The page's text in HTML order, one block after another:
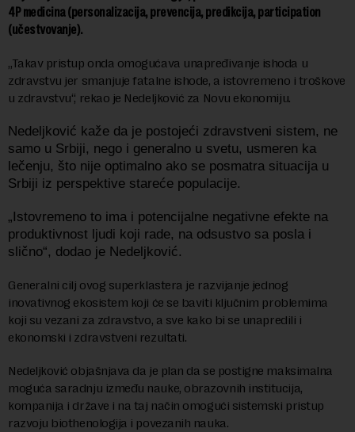
4P medicina (personalizacija, prevencija, predikcija, participation
(učestvovanje).
„Takav pristup onda omogućava unapređivanje ishoda u
zdravstvu jer smanjuje fatalne ishode, a istovremeno i troškove
u zdravstvu“, rekao je Nedeljković za Novu ekonomiju.
Nedeljković kaže da je postojeći zdravstveni sistem, ne
samo u Srbiji, nego i generalno u svetu, usmeren ka
lečenju, što nije optimalno ako se posmatra situacija u
Srbiji iz perspektive stareće populacije.
„Istovremeno to ima i potencijalne negativne efekte na
produktivnost ljudi koji rade, na odsustvo sa posla i
slično“, dodao je Nedeljković.
Generalni cilj ovog superklastera je razvijanje jednog
inovativnog ekosistem koji će se baviti ključnim problemima
koji su vezani za zdravstvo, a sve kako bi se unapredili i
ekonomski i zdravstveni rezultati.
Nedeljković objašnjava da je plan da se postigne maksimalna
moguća saradnju između nauke, obrazovnih institucija,
kompanija i države i na taj način omogući sistemski pristup
razvoju biothenologija i povezanih nauka.